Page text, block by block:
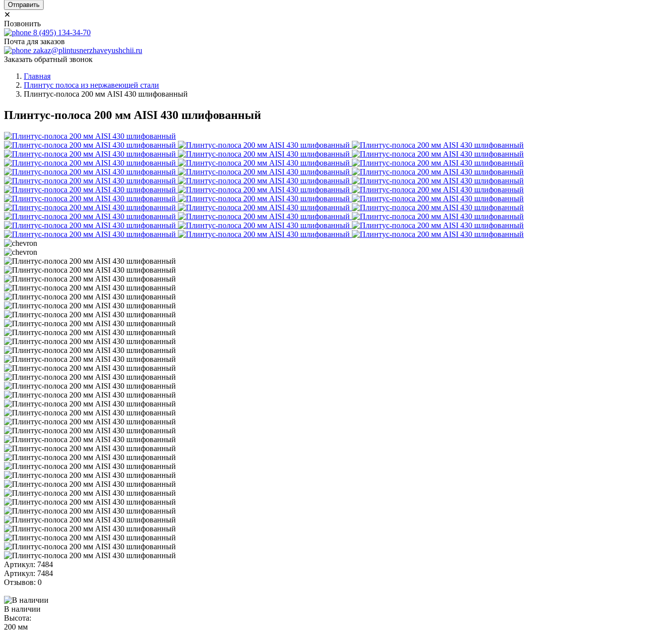
Отправить
✕
Позвонить
8 (495) 134-34-70
Почта для заказов
zakaz@plintusnerzhaveyushchii.ru
Заказать обратный звонок
Главная
Плинтус полоса из нержавеющей стали
Плинтус-полоса 200 мм AISI 430 шлифованный
Плинтус-полоса 200 мм AISI 430 шлифованный
Артикул: 7484
Артикул: 7484
Отзывов: 0
В наличии
Высота:
200 мм